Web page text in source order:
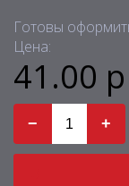
Готовы
Цена:
41.00 р
− +